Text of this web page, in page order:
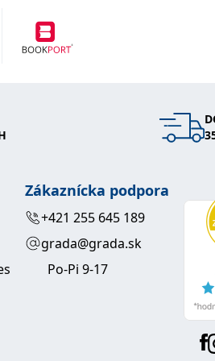
Zákaznícka podpora
+421 255 645 189
grada@grada.sk
Po-Pi 9-17
třetích stran
webové stránky a jakoukoli reklamu,
o aktivitě na webu. Tato data mohou být